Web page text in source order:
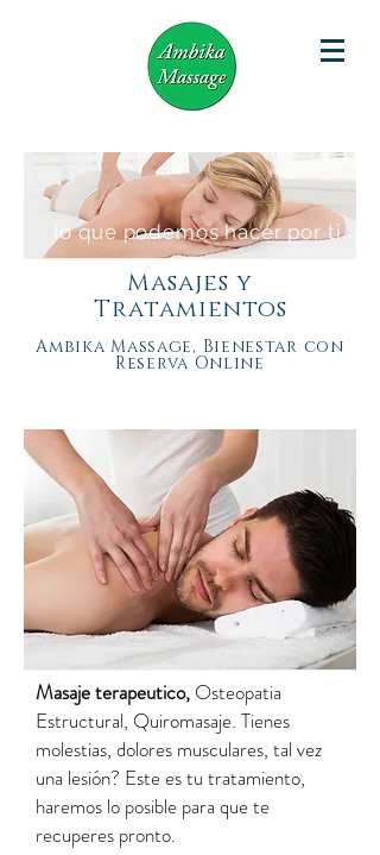
lo que podemos hacer por ti.
Masajes y
Tratamientos
Ambika Massage, Bienestar con
Reserva Online
Masaje terapeutico, Osteopatia
Estructural, Quiromasaje. Tienes
molestias, dolores musculares, tal vez
una lesión? Este es tu tratamiento,
haremos lo posible para que te
recuperes pronto.